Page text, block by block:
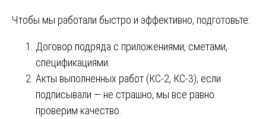
Чтобы мы работали быстро и эффективно, подготовьте:
Договор подряда с приложениями, сметами,
спецификациями.
Акты выполненных работ (КС-2, КС-3), если
подписывали — не страшно, мы все равно
проверим качество.